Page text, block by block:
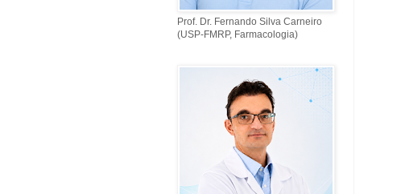
Prof. Dr. Fernando Silva Carneiro
(USP-FMRP, Farmacologia)